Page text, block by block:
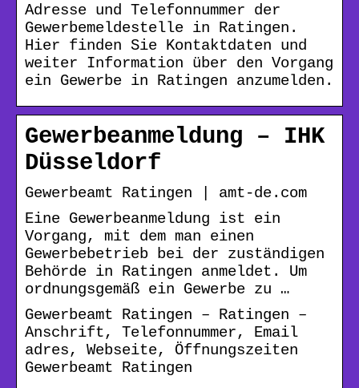
Adresse und Telefonnummer der
Gewerbemeldestelle in Ratingen.
Hier finden Sie Kontaktdaten und
weiter Information über den Vorgang
ein Gewerbe in Ratingen anzumelden.
Gewerbeanmeldung – IHK
Düsseldorf
Gewerbeamt Ratingen | amt-de.com
Eine Gewerbeanmeldung ist ein
Vorgang, mit dem man einen
Gewerbebetrieb bei der zuständigen
Behörde in Ratingen anmeldet. Um
ordnungsgemäß ein Gewerbe zu …
Gewerbeamt Ratingen – Ratingen –
Anschrift, Telefonnummer, Email
adres, Webseite, Öffnungszeiten
Gewerbeamt Ratingen